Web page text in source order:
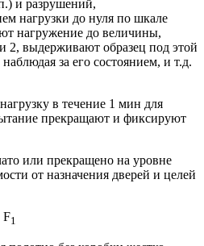
и разрушений,
нагрузки до нуля по шкале
нагружение до величины,
2, выдерживают образец под этой
за его состоянием, и т.д.
в течение 1 мин для
прекращают и фиксируют
или прекращено на уровне
от назначения дверей и целей
F1